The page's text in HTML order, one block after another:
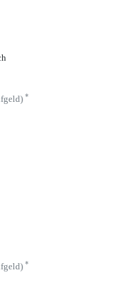
*
*